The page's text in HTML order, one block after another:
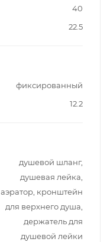
40
22.5
фиксированный
12.2
душевой шланг,
душевая лейка,
аэратор, кронштейн
для верхнего душа,
держатель для
душевой лейки